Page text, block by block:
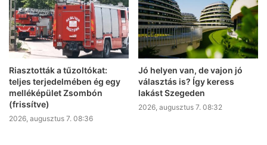
Riasztották a tűzoltókat:
teljes terjedelmében ég egy
melléképület Zsombón
(frissítve)
2026, augusztus 7. 08:36
Jó helyen van, de vajon jó
választás is? Így keress
lakást Szegeden
2026, augusztus 7. 08:32